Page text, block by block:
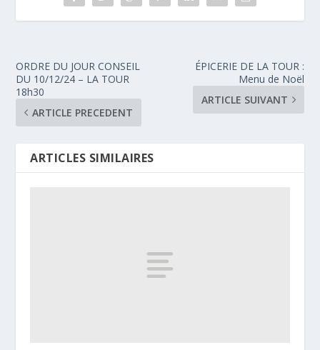
ORDRE DU JOUR CONSEIL
DU 10/12/24 – LA TOUR
18h30
ARTICLE PRECEDENT
ÉPICERIE DE LA TOUR :
Menu de Noël
ARTICLE SUIVANT
ARTICLES SIMILAIRES